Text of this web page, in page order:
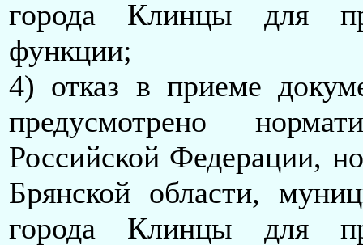
города Клинцы для
функции;
4) отказ в приеме
предусмотрено
Российской Федерации,
Брянской области,
города Клинцы для